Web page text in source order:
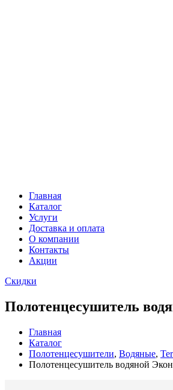
Главная
Каталог
Услуги
Доставка и оплата
О компании
Контакты
Акции
Скидки
Полотенцесушитель
Главная
Каталог
Полотенцесушители, Водяные,
Полотенцесушитель водяной